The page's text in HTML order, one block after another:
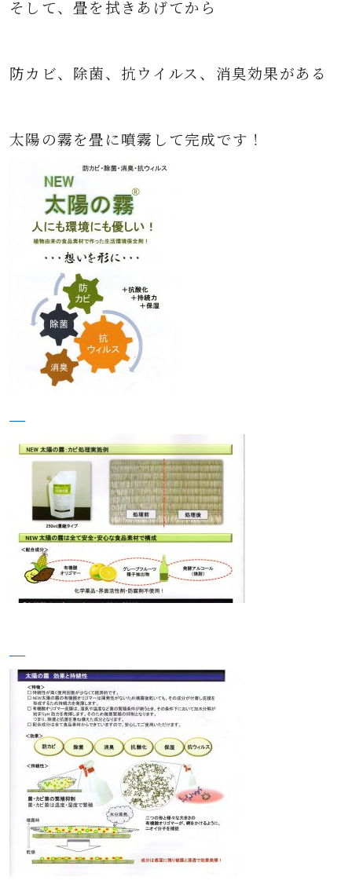
そして、畳を拭きあげてから
防カビ、除菌、抗ウイルス、消臭効果がある
太陽の霧を畳に噴霧して完成です！